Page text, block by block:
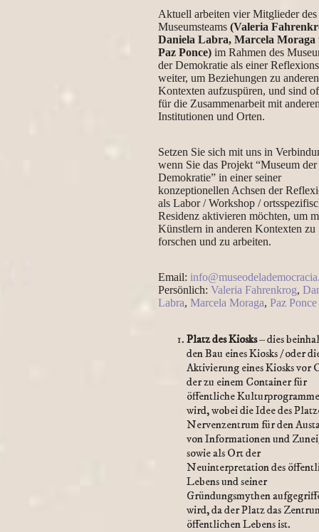
Aktuell arbeiten vier Mitglieder des
Museumsteams (Valeria
Daniela Labra, Marcela Moraga
Paz Ponce) im Rahmen des
der Demokratie als einer
weiter, um Beziehungen zu anderen
Kontexten aufzuspüren, und sind
für die Zusammenarbeit mit
Institutionen und Orten.
Setzen Sie sich mit uns in
wenn Sie das Projekt “Museum der
Demokratie” in einer seiner
konzeptionellen Achsen der
als Labor / Workshop /
Residenz aktivieren möchten, um
Künstlern in anderen Kontexten zu
forschen und zu arbeiten.
Email:
Persönlich: Valeria Fahrenkrog,
Labra, Marcela Moraga, Paz Ponce
Platz des Kiosks– dies
den Bau eines Kiosks / oder
Aktivierung eines Kiosks vor
der zu einem Container für
öffentliche Kulturprogramme
wird, wobei die Idee des
Nervenzentrum für den
von Informationen und
sowie als Ort der
Neuinterpretation des
Lebens und seiner
Gründungsmythen
wird, da der Platz das
öffentlichen Lebens ist.